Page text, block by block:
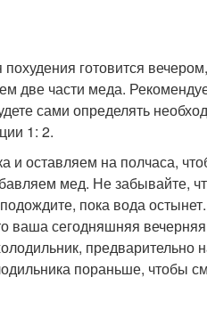
готовится
две части меда.
сами определять
1: 2.
и оставляем на полчаса,
мед. Не забывайте,
пока вода
ваша сегодняшняя
предварительно
пораньше, чтобы